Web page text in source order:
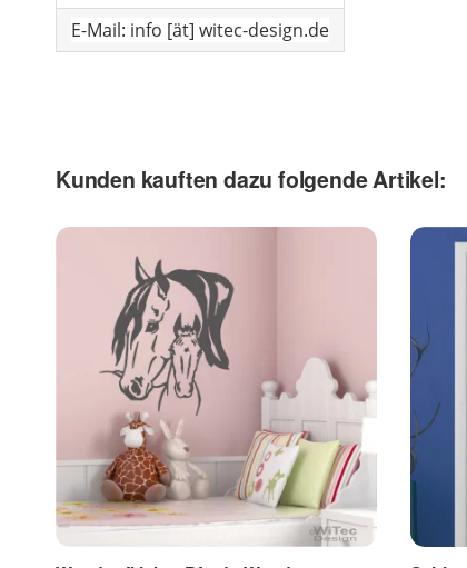
E-Mail: info [ät] witec-design.de
computergeschnittene Aufkleber aus einer
geeignet für Innen-und Außenanwendung
können auf fast jeder glatten, sauberen und
Auf Raufaser verklebbar
bei Bedarf leicht wieder zu entfernen
dieWandtattoo s werden speziell für jeden
hergestellt. Wir haben keine Lagerware
Telefon
Kunden kauften dazu folgende Artikel: